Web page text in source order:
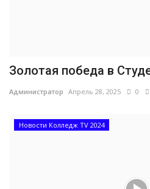
Золотая победа в
Администратор Апрель 28, 2025 0
Новости Колледж TV 2024